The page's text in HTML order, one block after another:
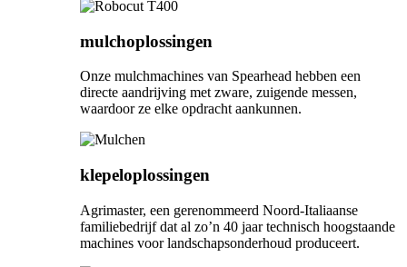
mulchoplossingen
Onze mulchmachines van Spearhead hebben een
directe aandrijving met zware, zuigende messen,
waardoor ze elke opdracht aankunnen.
klepeloplossingen
Agrimaster, een gerenommeerd Noord-Italiaanse
familiebedrijf dat al zo’n 40 jaar technisch hoogstaande
machines voor landschapsonderhoud produceert.